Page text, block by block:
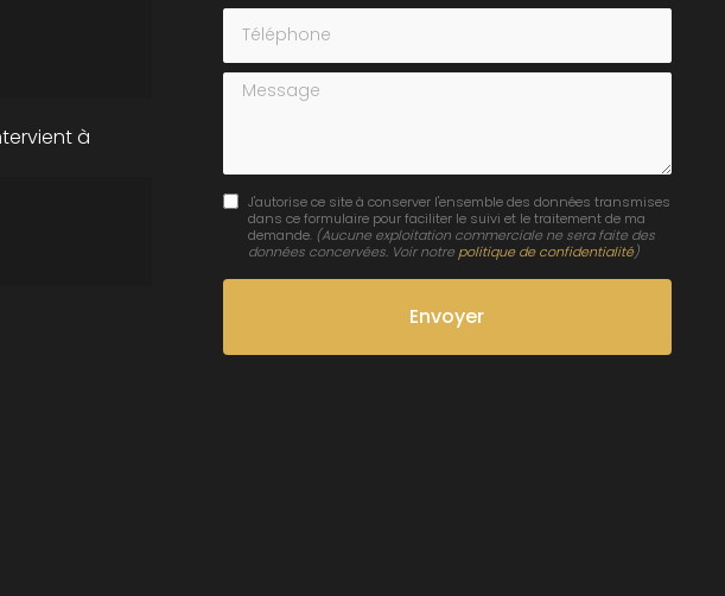
à
Téléphone
Message
J'autorise ce site à conserver l'ensemble des données transmises
dans ce formulaire pour faciliter le suivi et le traitement de ma
demande. (Aucune exploitation commerciale ne sera faite des
données concervées. Voir notre politique de confidentialité)